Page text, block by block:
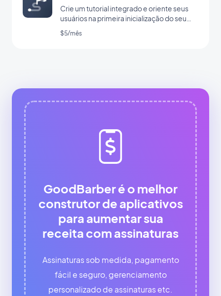
Crie um tutorial integrado e oriente seus
usuários na primeira inicialização do seu
app
$5/mês
GoodBarber é o melhor
construtor de aplicativos
para aumentar sua
receita com assinaturas
Assinaturas sob medida, pagamento
fácil e seguro, gerenciamento
personalizado de assinaturas etc.